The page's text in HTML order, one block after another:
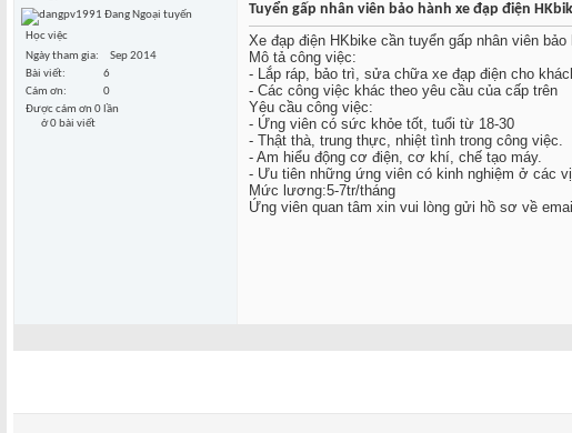
Học việc
Ngày tham gia
Sep 2014
Bài viết
6
Cám ơn
0
Được cám ơn 0 lần
ở 0 bài viết
Tuyển gấp nhân viên bảo hành xe đạp điện
Xe đạp điện HKbike cần tuyển gấp nhân viên
Mô tả công việc:
- Lắp ráp, bảo trì, sửa chữa xe đạp điện cho
- Các công việc khác theo yêu cầu của cấp trên
Yêu cầu công việc:
- Ứng viên có sức khỏe tốt, tuổi từ 18-30
- Thật thà, trung thực, nhiệt tình trong công việc.
- Am hiểu động cơ điện, cơ khí, chế tạo máy.
- Ưu tiên những ứng viên có kinh nghiệm ở các
Mức lương:5-7tr/tháng
Ứng viên quan tâm xin vui lòng gửi hồ sơ về